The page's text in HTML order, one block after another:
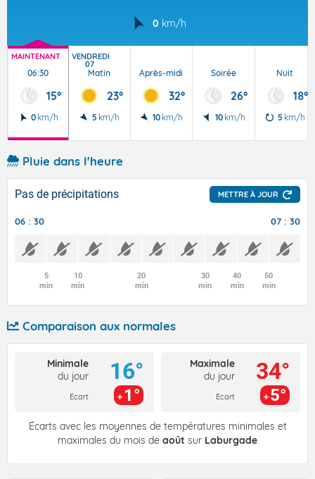
0 km/h
MAINTENANT
06:30
15°
0 km/h
VENDREDI
07
Matin
23°
5 km/h
Après-midi
32°
10 km/h
Soirée
26°
10 km/h
Nuit
18°
5 km/h
Pluie dans l'heure
Pas de précipitations METTRE À JOUR
06 : 30 07 : 30
5
min
10
min
20
min
30
min
40
min
50
min
Comparaison aux normales
Minimale
du jour
Ecart
16°
1°
Maximale
du jour
Ecart
34°
5°
Écarts avec les moyennes de températures minimales et
maximales du mois de août sur Laburgade